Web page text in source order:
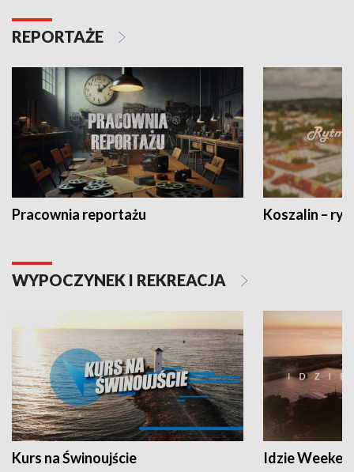
REPORTAŻE
Pracownia reportażu Koszalin –
WYPOCZYNEK I REKREACJA
Kurs na Świnoujście Idzie